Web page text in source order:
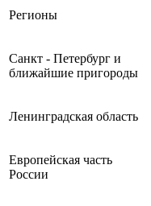
Регионы
Санкт - Петербург и
ближайшие пригороды
Ленинградская область
Европейская часть
России